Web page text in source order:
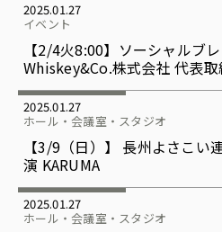
2025.01.27
イベント
【2/4火8:00】ソーシャルブ
Whiskey&Co.株式会社 代表
2025.01.27
ホール・会議室・スタジオ
【3/9（日）】 長州よさこい
演 KARUMA
2025.01.27
ホール・会議室・スタジオ